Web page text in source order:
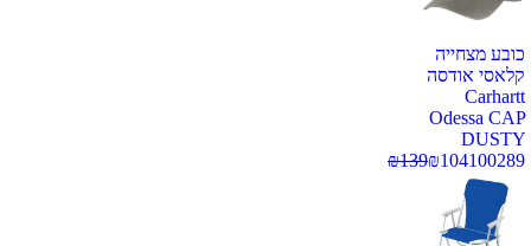
כובע מצחייה
קלאסי אודסה
Carhartt
Odessa CAP
DUSTY
100289
₪104
₪139